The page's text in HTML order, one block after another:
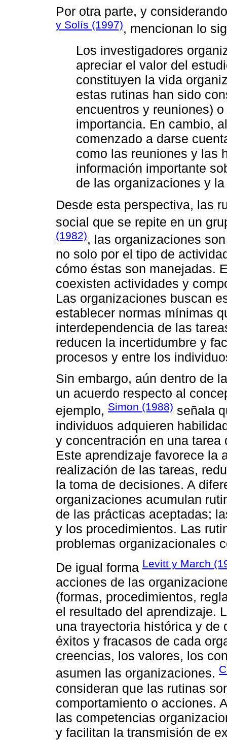
Por otra parte, y
y Solís (1997), mencionan lo
Los investigadores
apreciar el valor del
constituyen la vida
estas rutinas han sido
encuentros y reuniones)
importancia. En cambio,
comenzado a darse
como las reuniones y las
información importante
de las organizaciones y
Desde esta perspectiva, las
social que se repite en un
(1982), las organizaciones
no solo por el tipo de
cómo éstas son manejadas.
coexisten actividades y
Las organizaciones buscan
establecer normas mínimas
interdependencia de las
reducen la incertidumbre y
procesos y entre los
Sin embargo, aún dentro de
un acuerdo respecto al
ejemplo, Simon (1988) señala
individuos adquieren
y concentración en una
Este aprendizaje favorece la
realización de las tareas,
la toma de decisiones. A
organizaciones acumulan
de las prácticas aceptadas;
y los procedimientos. Las
problemas organizacionales
De igual forma Levitt y March
acciones de las
(formas, procedimientos,
el resultado del aprendizaje.
una trayectoria histórica y de
éxitos y fracasos de cada
creencias, los valores, los
asumen las organizaciones.
consideran que las rutinas
comportamiento o acciones.
las competencias
y facilitan la transmisión de